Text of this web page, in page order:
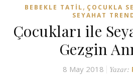
BEBEKLE TATIL, ÇOCUKLA
SEYAHAT
Çocukları ile
Gezgin
8 May 2018 Yazar: